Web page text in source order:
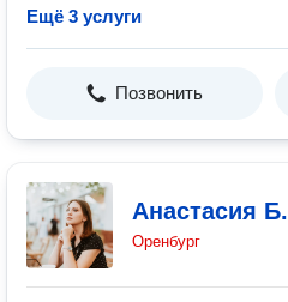
Ещё 3 услуги
Позвонить
Анастасия Б.
Оренбург